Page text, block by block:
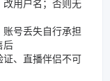
改用户名；否则无
号丢失自行承担
后
、直播伴侣不可